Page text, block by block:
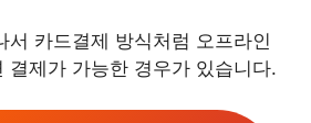
서 카드결제 방식처럼 오프라인
결제가 가능한 경우가 있습니다.